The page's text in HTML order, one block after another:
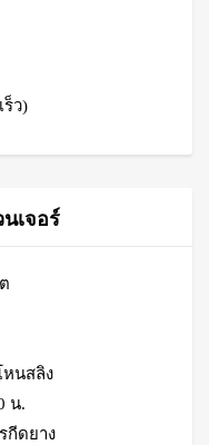
ร็ว)
เจอร์
หนสลิง
น.
กีดยาง